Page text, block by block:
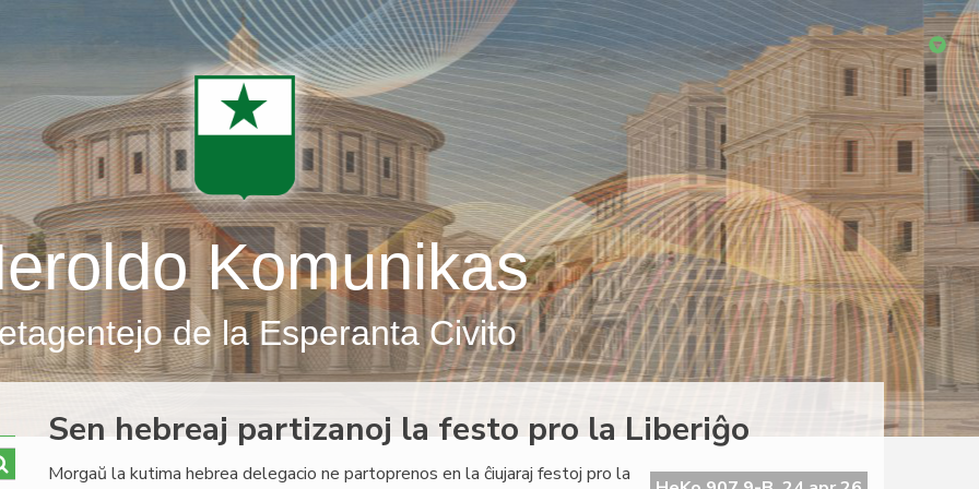
Komunikas
de la Esperanta Civito
Sen hebreaj partizanoj la festo pro la Liberiĝo
Morgaŭ la kutima hebrea delegacio ne partoprenos en la ĉiujaraj festoj pro la